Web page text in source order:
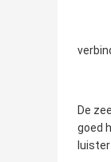
De
goed